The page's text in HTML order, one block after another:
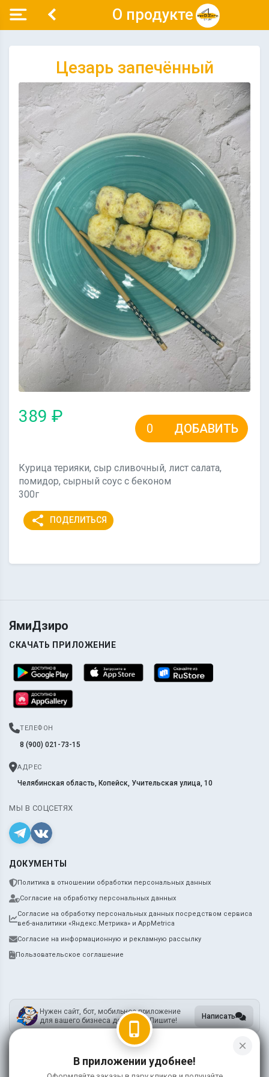
О продукте
Цезарь запечённый
389 ₽
ДОБАВИТЬ
Курица терияки, сыр сливочный, лист салата,
помидор, сырный соус с беконом
300г
share ПОДЕЛИТЬСЯ
ЯмиДзиро
СКАЧАТЬ ПРИЛОЖЕНИЕ
ТЕЛЕФОН
8 (900) 021-73-15
АДРЕС
Челябинская область, Копейск, Учительская улица, 10
МЫ В СОЦСЕТЯХ
ДОКУМЕНТЫ
Политика в отношении обработки персональных данных
Согласие на обработку персональных данных
Согласие на обработку персональных данных посредством сервиса
веб-аналитики «Яндекс.Метрика» и AppMetrica
Согласие на информационную и рекламную рассылку
Пользовательское соглашение
Нужен сайт, бот, мобильное приложение
для вашего бизнеса доставки? Пишите!
Написать
close
phone_iphone
В приложении удобнее!